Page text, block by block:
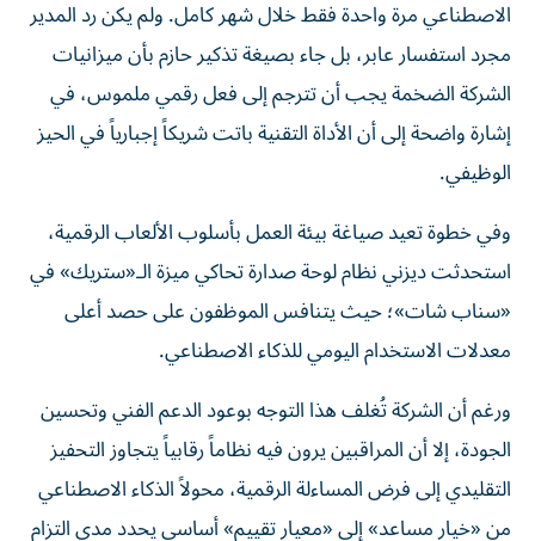
الاصطناعي مرة واحدة فقط خلال شهر كامل. ولم يكن رد المدير
مجرد استفسار عابر، بل جاء بصيغة تذكير حازم بأن ميزانيات
الشركة الضخمة يجب أن تترجم إلى فعل رقمي ملموس، في
إشارة واضحة إلى أن الأداة التقنية باتت شريكاً إجبارياً في الحيز
الوظيفي.
وفي خطوة تعيد صياغة بيئة العمل بأسلوب الألعاب الرقمية،
استحدثت ديزني نظام لوحة صدارة تحاكي ميزة الـ«ستريك» في
«سناب شات»؛ حيث يتنافس الموظفون على حصد أعلى
معدلات الاستخدام اليومي للذكاء الاصطناعي.
ورغم أن الشركة تُغلف هذا التوجه بوعود الدعم الفني وتحسين
الجودة، إلا أن المراقبين يرون فيه نظاماً رقابياً يتجاوز التحفيز
التقليدي إلى فرض المساءلة الرقمية، محولاً الذكاء الاصطناعي
من «خيار مساعد» إلى «معيار تقييم» أساسي يحدد مدى التزام